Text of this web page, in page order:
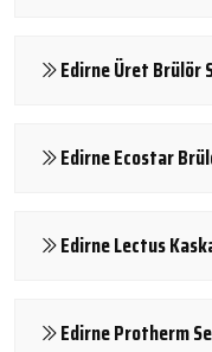
Edirne Üret Brülör
Edirne Ecostar
Edirne Lectus
Edirne Protherm